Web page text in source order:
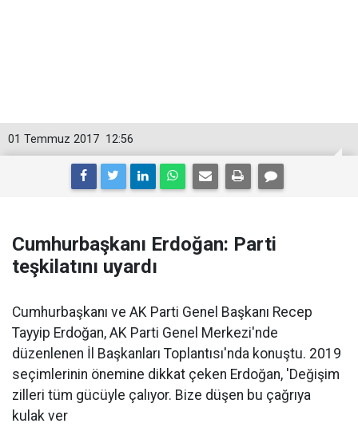
12:56
01 Temmuz 2017
Cumhurbaşkanı Erdoğan: Parti
teşkilatını uyardı
Cumhurbaşkanı ve AK Parti Genel Başkanı Recep
Tayyip Erdoğan, AK Parti Genel Merkezi'nde
düzenlenen İl Başkanları Toplantısı'nda konuştu. 2019
seçimlerinin önemine dikkat çeken Erdoğan, 'Değişim
zilleri tüm gücüyle çalıyor. Bize düşen bu çağrıya
kulak ver